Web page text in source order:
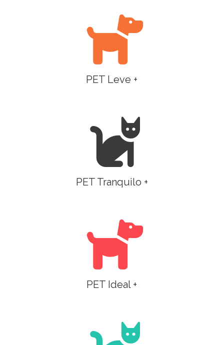
PET Leve +
PET Tranquilo +
PET Ideal +